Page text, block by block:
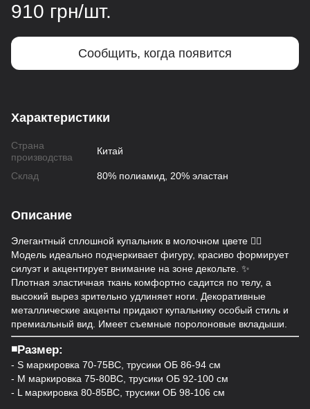
910 грн/шт.
Сообщить, когда появится
Характеристики
Страна
производства
Китай
Склад 80% полиамид, 20% эластан
Описание
Элегантный сплошной купальник в молочном цвете ❤️‍🔥
Модель идеально подчеркивает фигуру, красиво формирует
силуэт и акцентирует внимание на зоне декольте. ✨
Плотная эластичная ткань комфортно садится по телу, а
высокий вырез зрительно удлиняет ноги. Декоративные
металлические акценты придают купальнику особый стиль и
премиальный вид. Имеет съемные поролоновые вкладыши.
◾️Размер:
- S маркировка 70-75ВС, трусики ОБ 86-94 см
- M маркировка 75-80ВС, трусики ОБ 92-100 см
- L маркировка 80-85BC, трусики ОБ 98-106 см